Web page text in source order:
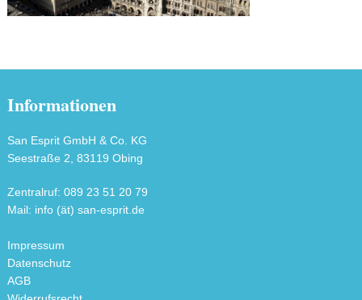
Informationen
San Esprit GmbH & Co. KG
Seestraße 2, 83119 Obing
Zentralruf: 089 23 51 20 79
Mail: info (ät) san-esprit.de
Impressum
Datenschutz
AGB